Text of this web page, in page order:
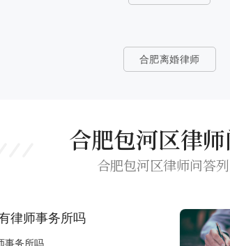
合肥离婚律师
合肥包河区律
合肥包河区律师问答
律师事务所吗
事务所吗